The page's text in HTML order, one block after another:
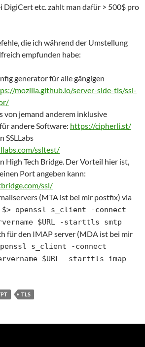
DigiCert etc. zahlt man dafür > 500$ pro
die ich während der Umstellung
empfunden habe:
generator für alle gängigen
mozilla.github.io/server-side-tls/ssl-
von jemand anderem inklusive
andere Software: https://cipherli.st/
SSLLabs
ssltest/
High Tech Bridge. Der Vorteil hier ist,
Port angeben kann:
ssl/
(MTA ist bei mir postfix) via
$> openssl s_client -connect
$URL -starttls smtp
für den IMAP server (MDA ist bei mir
s_client -connect
$URL -starttls imap
TLS